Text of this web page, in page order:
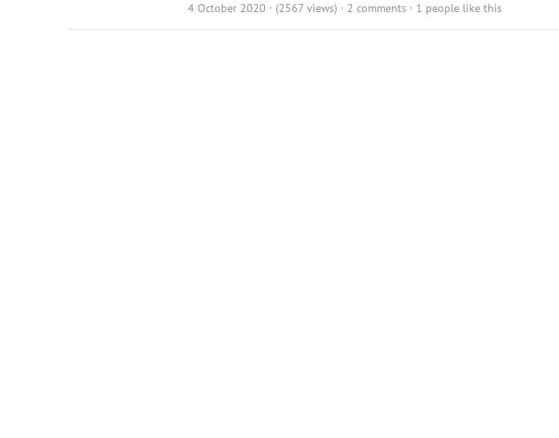
4 October 2020 · (2567 views) · 2 comments · 1 people like this